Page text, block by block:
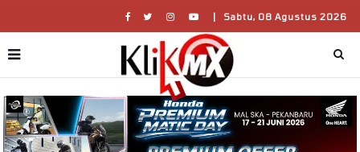
| Sabtu, 08 Agustus 2026